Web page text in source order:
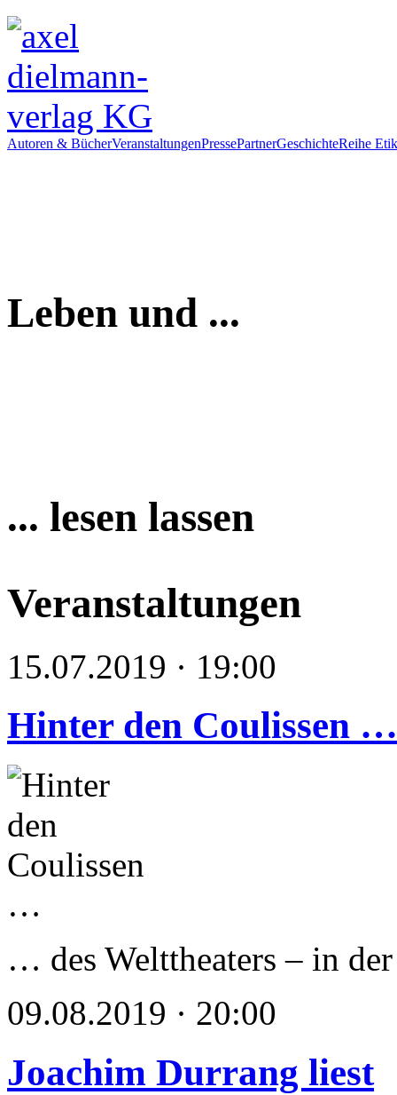
Autoren & BücherVeranstaltungenPressePartnerGeschichteReihe
Leben und ...
... lesen lassen
Veranstaltungen
15.07.2019 · 19:00
Hinter den Coulissen …
… des Welttheaters – in
09.08.2019 · 20:00
Joachim Durrang liest